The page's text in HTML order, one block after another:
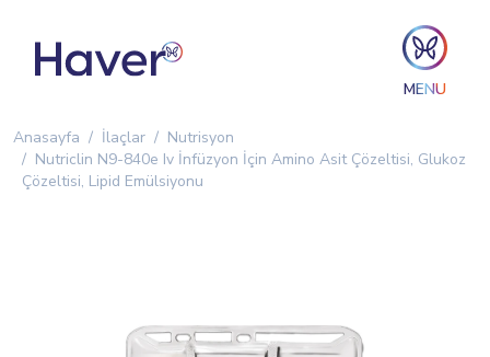
MENU
Anasayfa İlaçlar
Nutrisyon
Nutriclin N9-840e Iv İnfüzyon İçin Amino Asit Çözeltisi, Glukoz
Çözeltisi, Lipid Emülsiyonu